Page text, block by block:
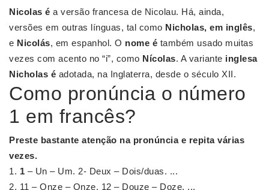
Nicolas é a versão francesa de Nicolau. Há, ainda,
versões em outras línguas, tal como Nicholas, em inglês,
e Nicolás, em espanhol. O nome é também usado muitas
vezes com acento no “i”, como Nícolas. A variante inglesa
Nicholas é adotada, na Inglaterra, desde o século XII.
Como pronúncia o número
1 em francês?
Preste bastante atenção na pronúnciae repita várias
vezes.
1 – Un – Um. 2- Deux – Dois/duas. ...
11 – Onze – Onze. 12 – Douze – Doze. ...